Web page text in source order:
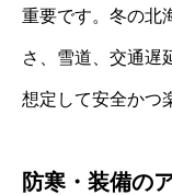
重要です。冬の北
さ、雪道、交通遅
想定して安全かつ
防寒・装備の